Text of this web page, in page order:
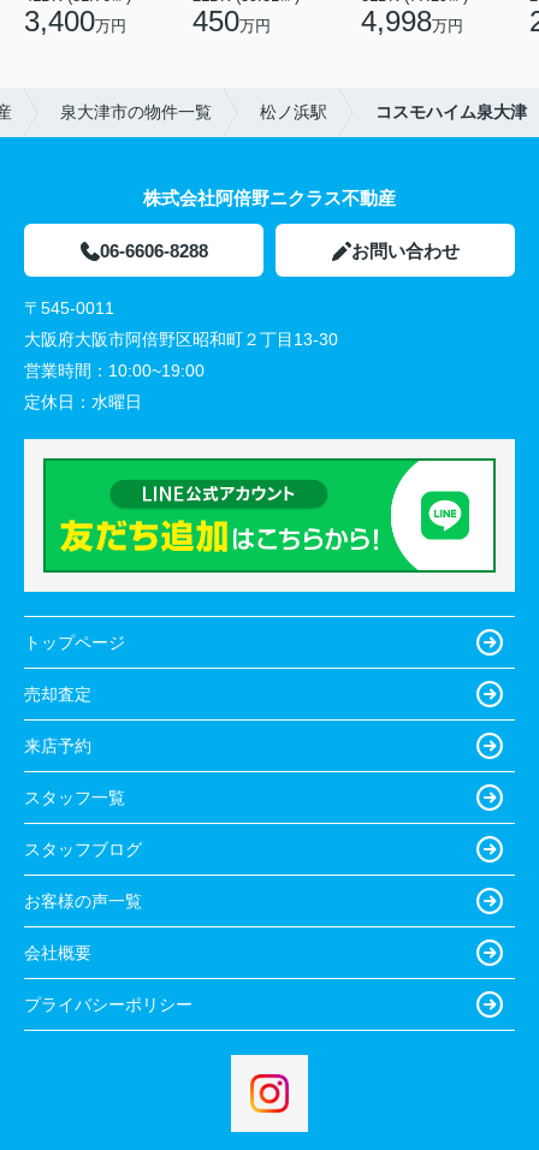
3,400万円 450万円 4,998万円
泉大津市の物件一覧 松ノ浜駅 コスモハイム泉大津
株式会社阿倍野ニクラス不動産
06-6606-8288 お問い合わせ
〒545-0011
大阪府大阪市阿倍野区昭和町２丁目13-30
営業時間： 10:00~19:00
定休日： 水曜日
トップページ
売却査定
来店予約
スタッフ一覧
スタッフブログ
お客様の声一覧
会社概要
プライバシーポリシー